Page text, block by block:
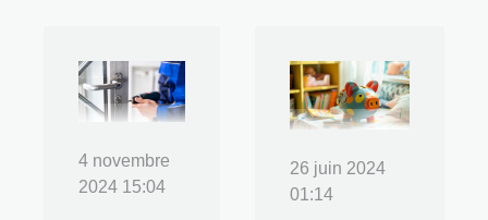
4 novembre
2024 15:04
26 juin 2024
01:14